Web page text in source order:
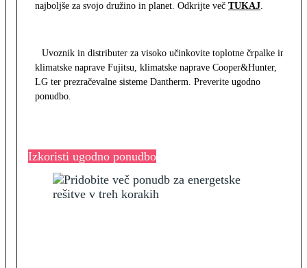
najboljše za svojo družino in planet. Odkrijte več TUKAJ.
Uvoznik in distributer za visoko učinkovite toplotne črpalke in
klimatske naprave Fujitsu, klimatske naprave Cooper&Hunter,
LG ter prezračevalne sisteme Dantherm. Preverite ugodno
ponudbo.
Izkoristi ugodno ponudbo